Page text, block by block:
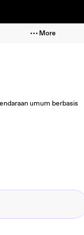
More
umum berbasis